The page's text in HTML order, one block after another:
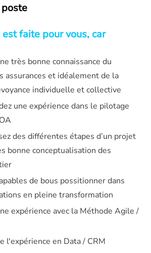
faite pour vous, car
très bonne connaissance du
assurances et idéalement de la
individuelle et collective
une expérience dans le pilotage
des différentes étapes d’un projet
bonne conceptualisation des
de bous possitionner dans
en pleine transformation
expérience avec la Méthode Agile /
l'expérience en Data / CRM